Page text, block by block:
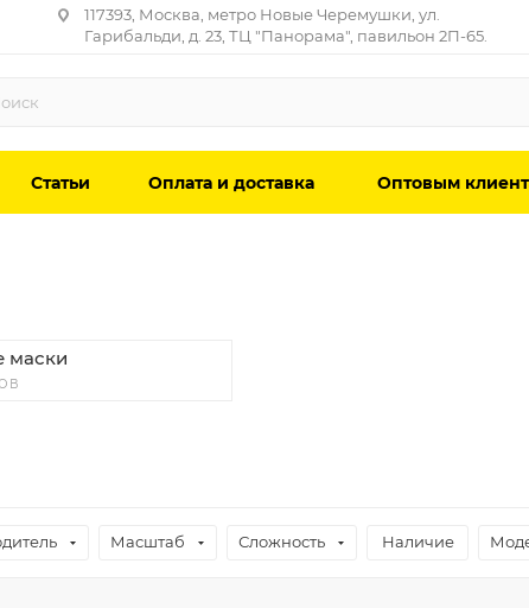
117393, Москва, метро Новые Черемушки, ул.
Гарибальди, д. 23, ТЦ "Панорама", павильон 2П-65.
Статьи Оплата и доставка Оптовым
маски
Масштаб Сложность Наличие